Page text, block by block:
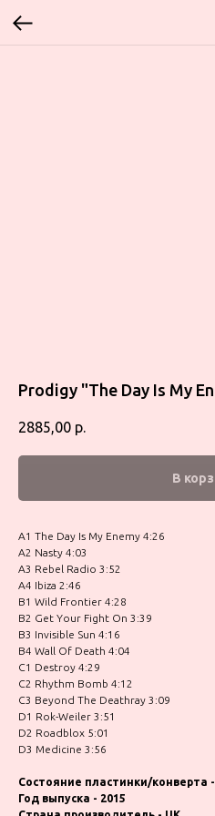
Prodigy ‎"The Day Is My
2885,00 р.
В
A1 The Day Is My Enemy 4:26
A2 Nasty 4:03
A3 Rebel Radio 3:52
A4 Ibiza 2:46
B1 Wild Frontier 4:28
B2 Get Your Fight On 3:39
B3 Invisible Sun 4:16
B4 Wall Of Death 4:04
C1 Destroy 4:29
C2 Rhythm Bomb 4:12
C3 Beyond The Deathray 3:09
D1 Rok-Weiler 3:51
D2 Roadblox 5:01
D3 Medicine 3:56
Состояние пластинки/конверта -
Год выпуска - 2015